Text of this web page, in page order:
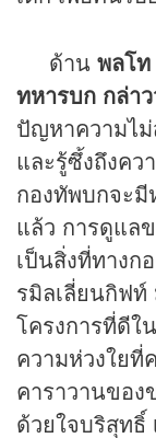
ด้าน พลโท
ทหารบก กล่า
ปัญหาความไ
และรู้ซึ้งถึงค
กองทัพบกจะ
แล้ว การดูแล
เป็นสิ่งที่ทางก
รมิลเลี่ยนกิฟท์
โครงการที่ดีใ
ความห่วงใย
คาราวานขอ
ด้วยใจบริสุทธิ์